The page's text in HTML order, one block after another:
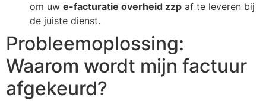
om uw e-facturatie overheid zzp af te leveren bij
de juiste dienst.
Probleemoplossing:
Waarom wordt mijn factuur
afgekeurd?